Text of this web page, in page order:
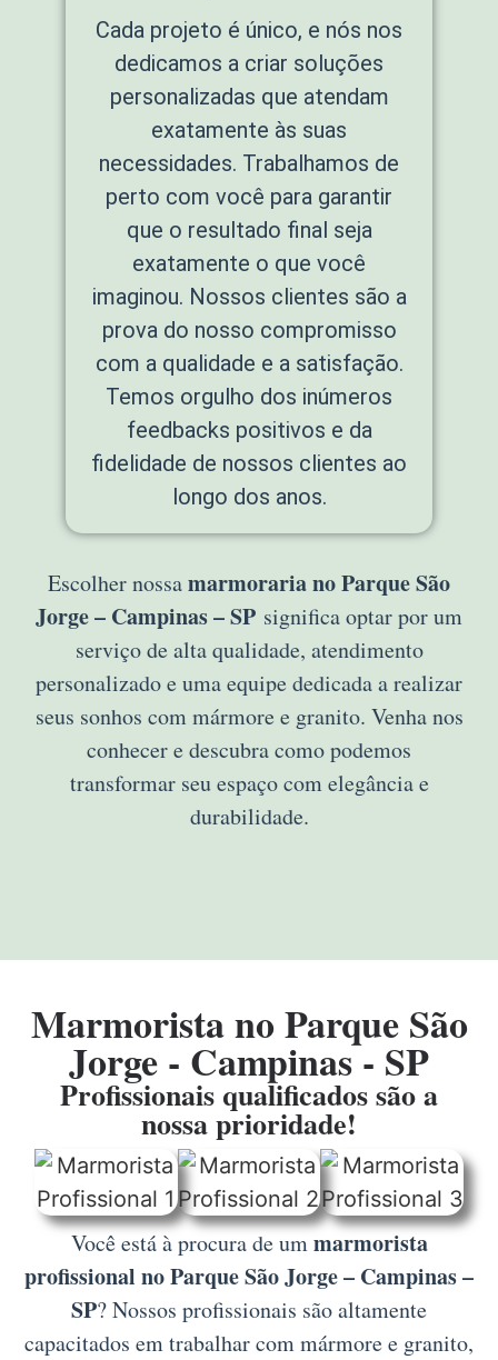
Cada projeto é único, e nós nos
dedicamos a criar soluções
personalizadas que atendam
exatamente às suas
necessidades. Trabalhamos de
perto com você para garantir
que o resultado final seja
exatamente o que você
imaginou. Nossos clientes são a
prova do nosso compromisso
com a qualidade e a satisfação.
Temos orgulho dos inúmeros
feedbacks positivos e da
fidelidade de nossos clientes ao
longo dos anos.
Escolher nossamarmoraria no Parque São
Jorge – Campinas – SP significa optar por um
serviço de alta qualidade, atendimento
personalizado e uma equipe dedicada a realizar
seus sonhos com mármore e granito. Venha nos
conhecer e descubra como podemos
transformar seu espaço com elegância e
durabilidade.
Marmorista no Parque São
Jorge - Campinas - SP
Profissionais qualificados são a
nossa prioridade!
Você está à procura de ummarmorista
profissional no Parque São Jorge – Campinas –
SP? Nossos profissionais são altamente
capacitados em trabalhar com mármore e granito,